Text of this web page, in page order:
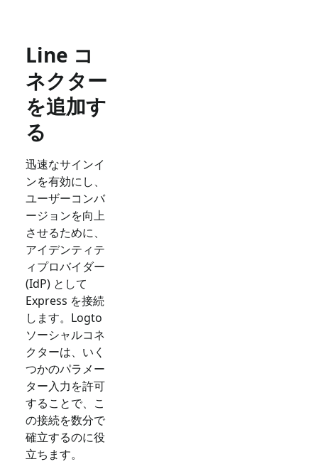
Line コ
ネクター
を追加す
る
迅速なサインイ
ンを有効にし、
ユーザーコンバ
ージョンを向上
させるために、
アイデンティテ
ィプロバイダー
(IdP) として
Express を接続
します。Logto
ソーシャルコネ
クターは、いく
つかのパラメー
ター入力を許可
することで、こ
の接続を数分で
確立するのに役
立ちます。